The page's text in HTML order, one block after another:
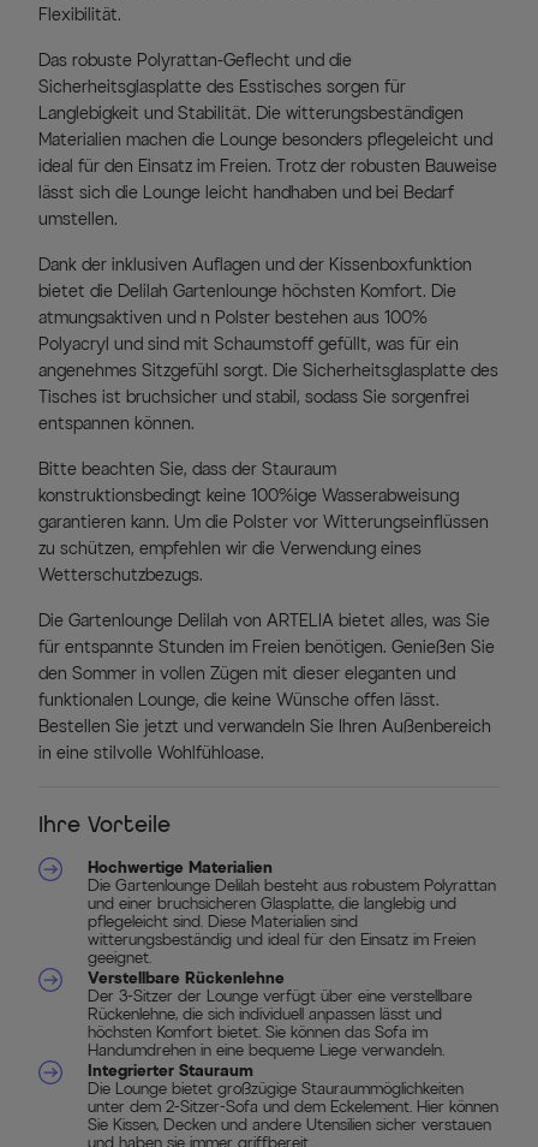
Flexibilität.
Das robuste Polyrattan-Geflecht und die
Sicherheitsglasplatte des Esstisches sorgen für
Langlebigkeit und Stabilität. Die witterungsbeständigen
Materialien machen die Lounge besonders pflegeleicht und
ideal für den Einsatz im Freien. Trotz der robusten Bauweise
lässt sich die Lounge leicht handhaben und bei Bedarf
umstellen.
Dank der inklusiven Auflagen und der Kissenboxfunktion
bietet die Delilah Gartenlounge höchsten Komfort. Die
atmungsaktiven und n Polster bestehen aus 100%
Polyacryl und sind mit Schaumstoff gefüllt, was für ein
angenehmes Sitzgefühl sorgt. Die Sicherheitsglasplatte des
Tisches ist bruchsicher und stabil, sodass Sie sorgenfrei
entspannen können.
Bitte beachten Sie, dass der Stauraum
konstruktionsbedingt keine 100%ige Wasserabweisung
garantieren kann. Um die Polster vor Witterungseinflüssen
zu schützen, empfehlen wir die Verwendung eines
Wetterschutzbezugs.
Die Gartenlounge Delilah von ARTELIA bietet alles, was Sie
für entspannte Stunden im Freien benötigen. Genießen Sie
den Sommer in vollen Zügen mit dieser eleganten und
funktionalen Lounge, die keine Wünsche offen lässt.
Bestellen Sie jetzt und verwandeln Sie Ihren Außenbereich
in eine stilvolle Wohlfühloase.
Ihre Vorteile
Hochwertige Materialien
Die Gartenlounge Delilah besteht aus robustem Polyrattan
und einer bruchsicheren Glasplatte, die langlebig und
pflegeleicht sind. Diese Materialien sind
witterungsbeständig und ideal für den Einsatz im Freien
geeignet.
Verstellbare Rückenlehne
Der 3-Sitzer der Lounge verfügt über eine verstellbare
Rückenlehne, die sich individuell anpassen lässt und
höchsten Komfort bietet. Sie können das Sofa im
Handumdrehen in eine bequeme Liege verwandeln.
Integrierter Stauraum
Die Lounge bietet großzügige Stauraummöglichkeiten
unter dem 2-Sitzer-Sofa und dem Eckelement. Hier können
Sie Kissen, Decken und andere Utensilien sicher verstauen
und haben sie immer griffbereit.